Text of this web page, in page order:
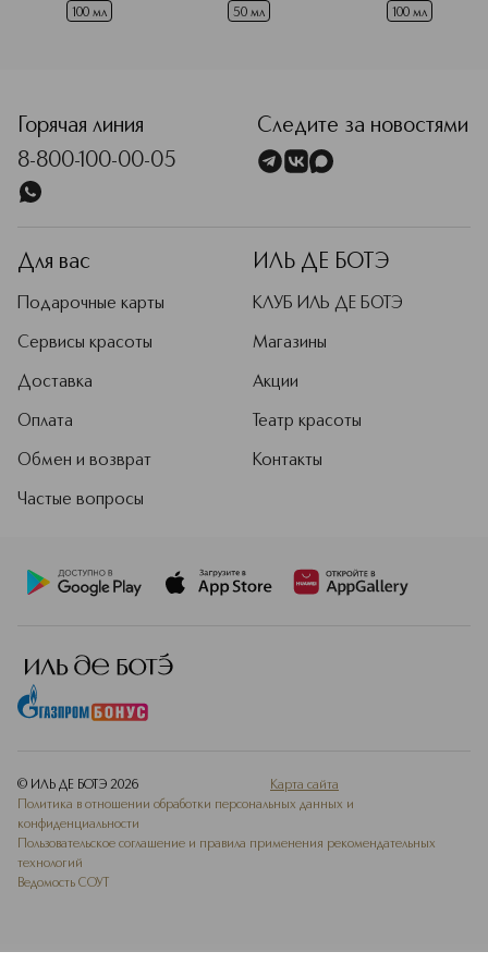
100 мл 50 мл 100 мл
Горячая линия
8-800-100-00-05
Следите за новостями
Для вас
Подарочные карты
Сервисы красоты
Доставка
Оплата
Обмен и возврат
Частые вопросы
ИЛЬ ДЕ БОТЭ
КЛУБ ИЛЬ ДЕ БОТЭ
Магазины
Акции
Театр красоты
Контакты
© ИЛЬ ДЕ БОТЭ 2026
Карта сайта
Политика в отношении обработки персональных данных и
конфиденциальности
Пользовательское соглашение и правила применения рекомендательных
технологий
Ведомость СОУТ